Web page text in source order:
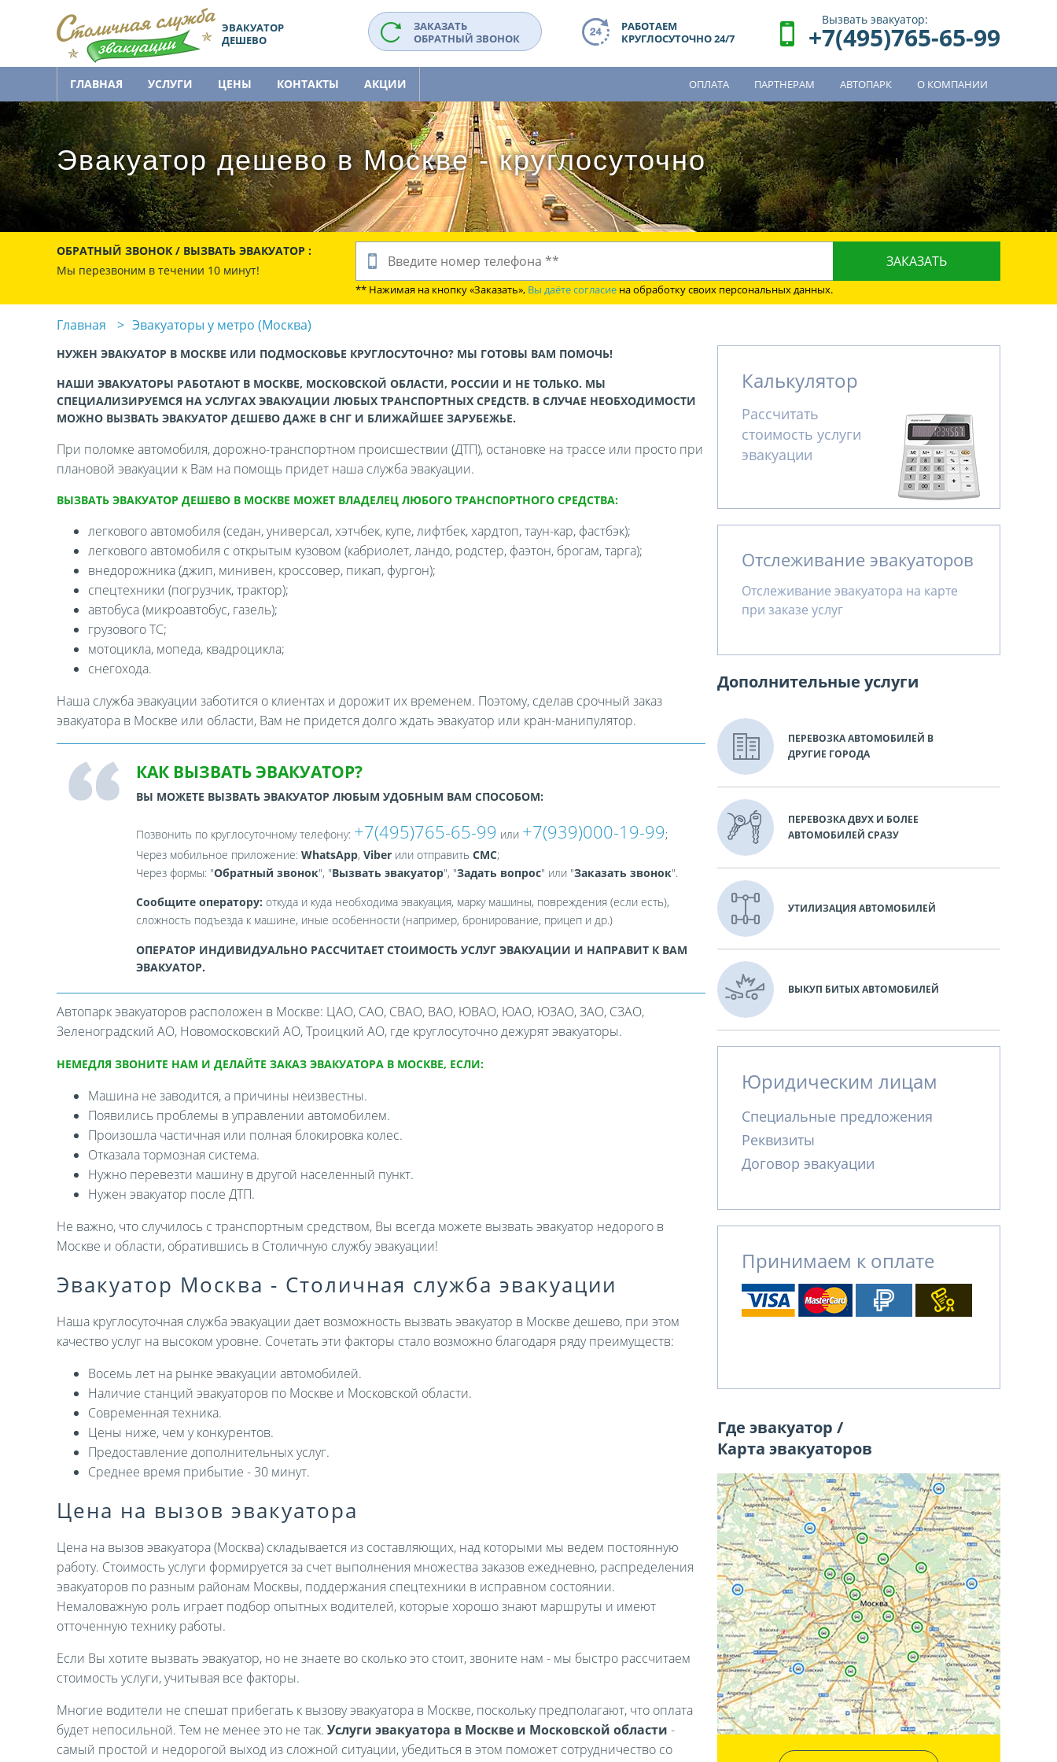
ЭВАКУАТОР
ДЕШЕВО
ЗАКАЗАТЬ
ОБРАТНЫЙ ЗВОНОК
РАБОТАЕМ
КРУГЛОСУТОЧНО 24/7
Вызвать эвакуатор:
+7(495)765-65-99
ГЛАВНАЯ УСЛУГИ ЦЕНЫ КОНТАКТЫ АКЦИИ ОПЛАТА ПАРТНЕРАМ АВТОПАРК О КОМПАНИИ
Эвакуатор дешево в Москве - круглосуточно
ОБРАТНЫЙ ЗВОНОК / ВЫЗВАТЬ ЭВАКУАТОР :
Мы перезвоним в течении 10 минут!
** Нажимая на кнопку «Заказать», Вы даёте согласие на обработку своих персональных данных.
Главная Эвакуаторы у метро (Москва)
НУЖЕН ЭВАКУАТОР В МОСКВЕ ИЛИ ПОДМОСКОВЬЕ КРУГЛОСУТОЧНО? МЫ ГОТОВЫ ВАМ ПОМОЧЬ!
НАШИ ЭВАКУАТОРЫ РАБОТАЮТ В МОСКВЕ, МОСКОВСКОЙ ОБЛАСТИ, РОССИИ И НЕ ТОЛЬКО. МЫ
СПЕЦИАЛИЗИРУЕМСЯ НА УСЛУГАХ ЭВАКУАЦИИ ЛЮБЫХ ТРАНСПОРТНЫХ СРЕДСТВ. В СЛУЧАЕ НЕОБХОДИМОСТИ
МОЖНО ВЫЗВАТЬ ЭВАКУАТОР ДЕШЕВО ДАЖЕ В СНГ И БЛИЖАЙШЕЕ ЗАРУБЕЖЬЕ.
При поломке автомобиля, дорожно-транспортном происшествии (ДТП), остановке на трассе или просто при
плановой эвакуации к Вам на помощь придет наша служба эвакуации.
ВЫЗВАТЬ ЭВАКУАТОР ДЕШЕВО В МОСКВЕ МОЖЕТ ВЛАДЕЛЕЦ ЛЮБОГО ТРАНСПОРТНОГО СРЕДСТВА:
легкового автомобиля (седан, универсал, хэтчбек, купе, лифтбек, хардтоп, таун-кар, фастбэк);
легкового автомобиля с открытым кузовом (кабриолет, ландо, родстер, фаэтон, брогам, тарга);
внедорожника (джип, минивен, кроссовер, пикап, фургон);
спецтехники (погрузчик, трактор);
автобуса (микроавтобус, газель);
грузового ТС;
мотоцикла, мопеда, квадроцикла;
снегохода.
Наша служба эвакуации заботится о клиентах и дорожит их временем. Поэтому, сделав срочный заказ
эвакуатора в Москве или области, Вам не придется долго ждать эвакуатор или кран-манипулятор.
КАК ВЫЗВАТЬ ЭВАКУАТОР?
ВЫ МОЖЕТЕ ВЫЗВАТЬ ЭВАКУАТОР ЛЮБЫМ УДОБНЫМ ВАМ СПОСОБОМ:
Позвонить по круглосуточному телефону: +7(495)765-65-99 или +7(939)000-19-99;
Через мобильное приложение: WhatsApp, Viberили отправить СМС;
Через формы: "Обратный звонок", "Вызвать эвакуатор", "Задать вопрос" или "Заказать звонок".
Сообщите оператору: откуда и куда необходима эвакуация, марку машины, повреждения (если есть),
сложность подъезда к машине, иные особенности (например, бронирование, прицеп и др.)
ОПЕРАТОР ИНДИВИДУАЛЬНО РАССЧИТАЕТ СТОИМОСТЬ УСЛУГ ЭВАКУАЦИИ И НАПРАВИТ К ВАМ
ЭВАКУАТОР.
Автопарк эвакуаторов расположен в Москве: ЦАО, САО, СВАО, ВАО, ЮВАО, ЮАО, ЮЗАО, ЗАО, СЗАО,
Зеленоградский АО, Новомосковский АО, Троицкий АО, где круглосуточно дежурят эвакуаторы.
НЕМЕДЛЯ ЗВОНИТЕ НАМ И ДЕЛАЙТЕ ЗАКАЗ ЭВАКУАТОРА В МОСКВЕ, ЕСЛИ:
Машина не заводится, а причины неизвестны.
Появились проблемы в управлении автомобилем.
Произошла частичная или полная блокировка колес.
Отказала тормозная система.
Нужно перевезти машину в другой населенный пункт.
Нужен эвакуатор после ДТП.
Не важно, что случилось с транспортным средством, Вы всегда можете вызвать эвакуатор недорого в
Москве и области, обратившись в Столичную службу эвакуации!
Эвакуатор Москва - Столичная служба эвакуации
Наша круглосуточная служба эвакуации дает возможность вызвать эвакуатор в Москве дешево, при этом
качество услуг на высоком уровне. Сочетать эти факторы стало возможно благодаря ряду преимуществ:
Восемь лет на рынке эвакуации автомобилей.
Наличие станций эвакуаторов по Москве и Московской области.
Современная техника.
Цены ниже, чем у конкурентов.
Предоставление дополнительных услуг.
Среднее время прибытие - 30 минут.
Цена на вызов эвакуатора
Цена на вызов эвакуатора (Москва) складывается из составляющих, над которыми мы ведем постоянную
работу. Стоимость услуги формируется за счет выполнения множества заказов ежедневно, распределения
эвакуаторов по разным районам Москвы, поддержания спецтехники в исправном состоянии.
Немаловажную роль играет подбор опытных водителей, которые хорошо знают маршруты и имеют
отточенную технику работы.
Если Вы хотите вызвать эвакуатор, но не знаете во сколько это стоит, звоните нам - мы быстро рассчитаем
стоимость услуги, учитывая все факторы.
Многие водители не спешат прибегать к вызову эвакуатора в Москве, поскольку предполагают, что оплата
будет непосильной. Тем не менее это не так. Услуги эвакуатора в Москве и Московской области -
самый простой и недорогой выход из сложной ситуации, убедиться в этом поможет сотрудничество со
Калькулятор
Рассчитать
стоимость услуги
эвакуации
Отслеживание эвакуаторов
Отслеживание эвакуатора на карте
при заказе услуг
Дополнительные услуги
ПЕРЕВОЗКА АВТОМОБИЛЕЙ В
ДРУГИЕ ГОРОДА
ПЕРЕВОЗКА ДВУХ И БОЛЕЕ
АВТОМОБИЛЕЙ СРАЗУ
УТИЛИЗАЦИЯ АВТОМОБИЛЕЙ
ВЫКУП БИТЫХ АВТОМОБИЛЕЙ
Юридическим лицам
Специальные предложения
Реквизиты
Договор эвакуации
Принимаем к оплате
Где эвакуатор /
Карта эвакуаторов